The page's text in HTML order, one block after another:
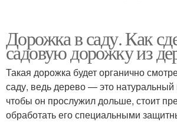
Дорожки из щепок
Дорожка в саду. Как
садовую дорожку из
Такая дорожка будет органично
саду, ведь дерево — это
чтобы он прослужил дольше, стоит
обработать его специальными